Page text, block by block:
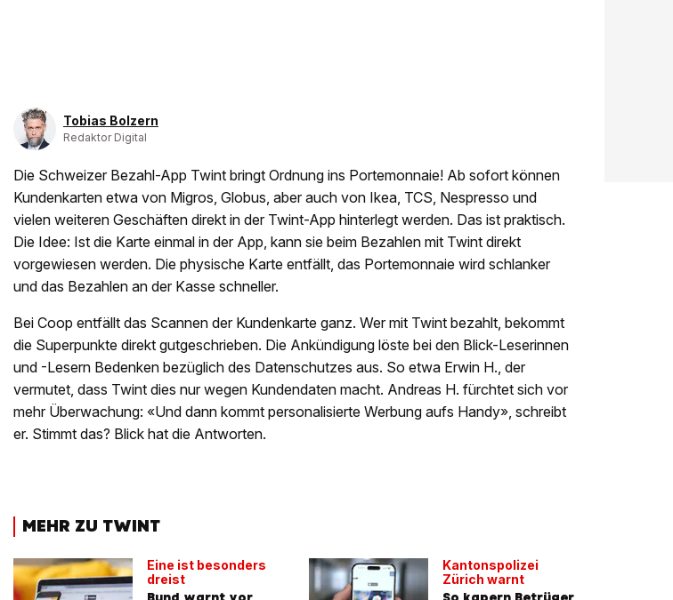
Tobias Bolzern
Redaktor Digital
Die Schweizer Bezahl-App Twint bringt Ordnung ins Portemonnaie! Ab sofort können
Kundenkarten etwa von Migros, Globus, aber auch von Ikea, TCS, Nespresso und
vielen weiteren Geschäften direkt in der Twint-App hinterlegt werden. Das ist praktisch.
Die Idee: Ist die Karte einmal in der App, kann sie beim Bezahlen mit Twint direkt
vorgewiesen werden. Die physische Karte entfällt, das Portemonnaie wird schlanker
und das Bezahlen an der Kasse schneller.
Bei Coop entfällt das Scannen der Kundenkarte ganz. Wer mit Twint bezahlt, bekommt
die Superpunkte direkt gutgeschrieben. Die Ankündigung löste bei den Blick-Leserinnen
und -Lesern Bedenken bezüglich des Datenschutzes aus. So etwa Erwin H., der
vermutet, dass Twint dies nur wegen Kundendaten macht. Andreas H. fürchtet sich vor
mehr Überwachung: «Und dann kommt personalisierte Werbung aufs Handy», schreibt
er. Stimmt das? Blick hat die Antworten.
MEHR ZU TWINT
Eine ist besonders
dreist
Kantonspolizei
Zürich warnt